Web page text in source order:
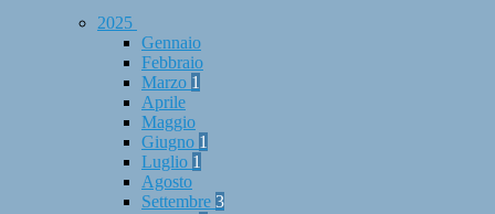
2025
Gennaio
Febbraio
Marzo 1
Aprile
Maggio
Giugno 1
Luglio 1
Agosto
Settembre 3